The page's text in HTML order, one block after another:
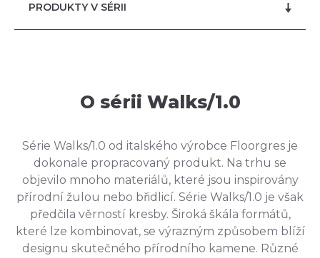
PRODUKTY V SÉRII
O sérii Walks/1.0
Série Walks/1.0 od italského výrobce Floorgres je
dokonale propracovaný produkt. Na trhu se
objevilo mnoho materiálů, které jsou inspirovány
přírodní žulou nebo břidlicí. Série Walks/1.0 je však
předčila věrností kresby. Široká škála formátů,
které lze kombinovat, se výrazným způsobem blíží
designu skutečného přírodního kamene. Různé